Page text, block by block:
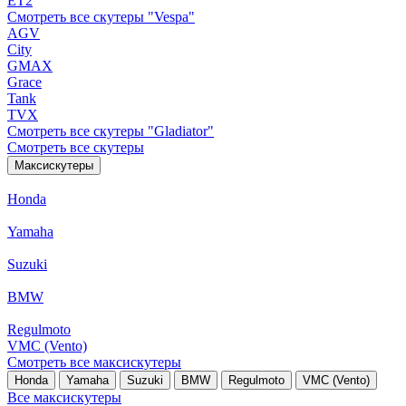
Смотреть все скутеры "Vespa"
AGV
City
GMAX
Grace
Tank
TVX
Смотреть все скутеры "Gladiator"
Смотреть все скутеры
Максискутеры
Honda
Yamaha
Suzuki
BMW
Regulmoto
VMC (Vento)
Смотреть все максискутеры
Honda Yamaha Suzuki BMW Regulmoto VMC (Vento)
Все максискутеры